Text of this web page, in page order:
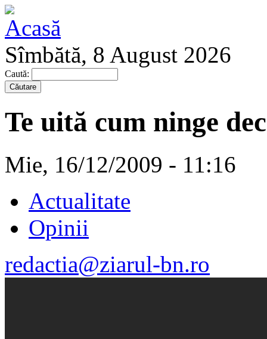
Sîmbătă, 8 August 2026
Caută:
Te uită cum ninge
Mie, 16/12/2009 - 11:16
Actualitate
Opinii
redactia@ziarul-bn.ro